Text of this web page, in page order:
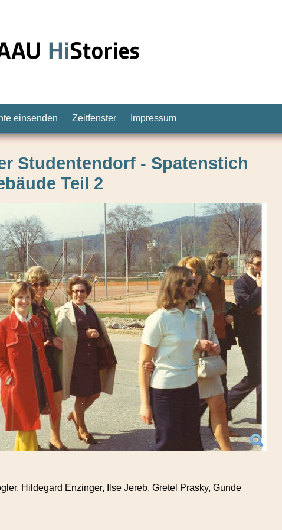
einsenden Zeitfenster Impressum
Studentendorf - Spatenstich
Teil 2
Hildegard Enzinger, Ilse Jereb, Gretel Prasky, Gunde